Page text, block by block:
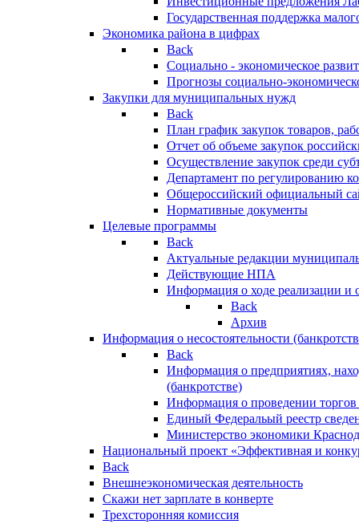
Государственная поддержка
Экономика района в цифрах
Back
Социально - экономическое
Прогнозы социально-
Закупки для муниципальных нужд
Back
План график закупок товаров,
Отчет об объеме закупок
Осуществление закупок среди
Департамент по регулированию
Общероссийский официальный
Нормативные документы
Целевые программы
Back
Актуальные редакции
Действующие НПА
Информация о ходе реализации
Back
Архив
Информация о несостоятельности
Back
Информация о предприятиях,
(банкротстве)
Информация о проведении
Единый Федеральый реестр
Министерство экономики
Национальный проект «Эффективная и
Back
Внешнеэкономическая деятельность
Скажи нет зарплате в конверте
Трехсторонняя комиссия